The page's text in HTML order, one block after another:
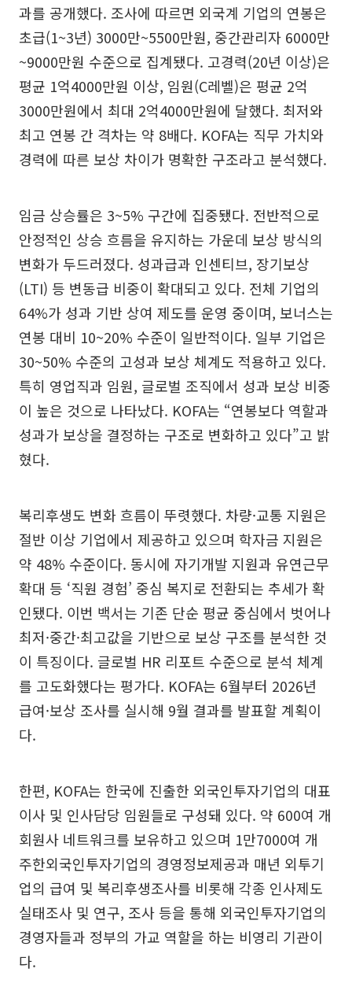
과를 공개했다. 조사에 따르면 외국계 기업의 연봉은
초급(1~3년) 3000만~5500만원, 중간관리자 6000만
~9000만원 수준으로 집계됐다. 고경력(20년 이상)은
평균 1억4000만원 이상, 임원(C레벨)은 평균 2억
3000만원에서 최대 2억4000만원에 달했다. 최저와
최고 연봉 간 격차는 약 8배다. KOFA는 직무 가치와
경력에 따른 보상 차이가 명확한 구조라고 분석했다.
임금 상승률은 3~5% 구간에 집중됐다. 전반적으로
안정적인 상승 흐름을 유지하는 가운데 보상 방식의
변화가 두드러졌다. 성과급과 인센티브, 장기보상
(LTI) 등 변동급 비중이 확대되고 있다. 전체 기업의
64%가 성과 기반 상여 제도를 운영 중이며, 보너스는
연봉 대비 10~20% 수준이 일반적이다. 일부 기업은
30~50% 수준의 고성과 보상 체계도 적용하고 있다.
특히 영업직과 임원, 글로벌 조직에서 성과 보상 비중
이 높은 것으로 나타났다. KOFA는 “연봉보다 역할과
성과가 보상을 결정하는 구조로 변화하고 있다”고 밝
혔다.
복리후생도 변화 흐름이 뚜렷했다. 차량·교통 지원은
절반 이상 기업에서 제공하고 있으며 학자금 지원은
약 48% 수준이다. 동시에 자기개발 지원과 유연근무
확대 등 ‘직원 경험’ 중심 복지로 전환되는 추세가 확
인됐다. 이번 백서는 기존 단순 평균 중심에서 벗어나
최저·중간·최고값을 기반으로 보상 구조를 분석한 것
이 특징이다. 글로벌 HR 리포트 수준으로 분석 체계
를 고도화했다는 평가다. KOFA는 6월부터 2026년
급여·보상 조사를 실시해 9월 결과를 발표할 계획이
다.
한편, KOFA는 한국에 진출한 외국인투자기업의 대표
이사 및 인사담당 임원들로 구성돼 있다. 약 600여 개
회원사 네트워크를 보유하고 있으며 1만7000여 개
주한외국인투자기업의 경영정보제공과 매년 외투기
업의 급여 및 복리후생조사를 비롯해 각종 인사제도
실태조사 및 연구, 조사 등을 통해 외국인투자기업의
경영자들과 정부의 가교 역할을 하는 비영리 기관이
다.